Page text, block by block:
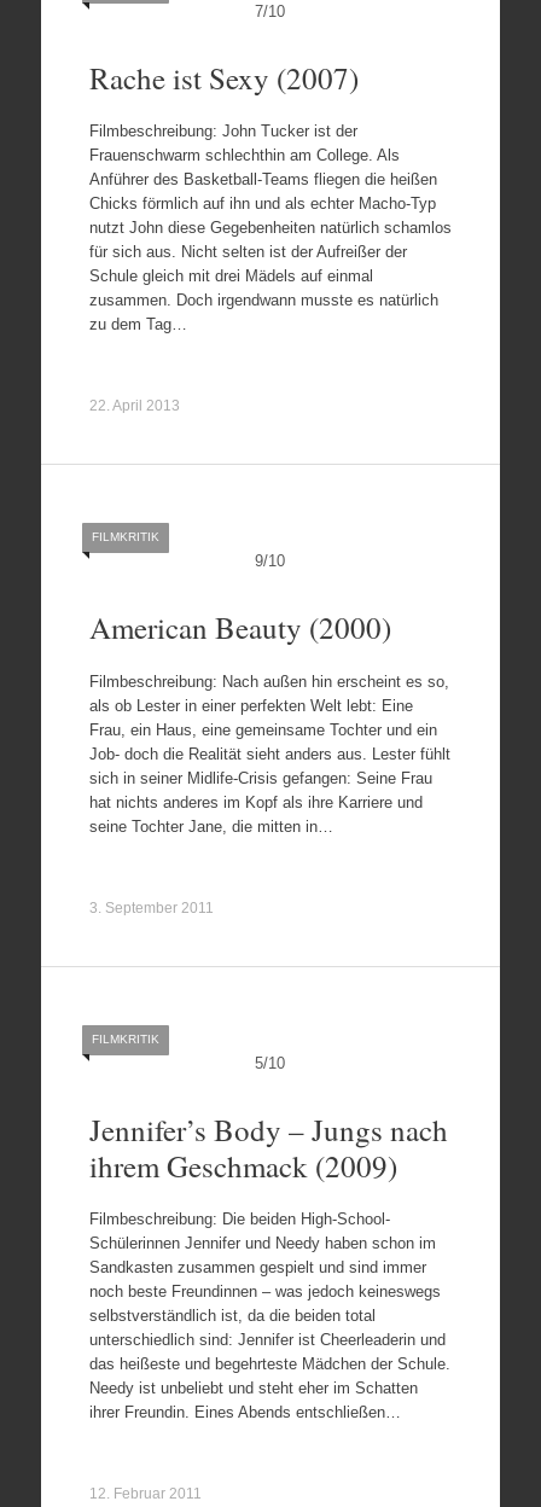
7/10
Rache ist Sexy (2007)
Filmbeschreibung: John Tucker ist der
Frauenschwarm schlechthin am College. Als
Anführer des Basketball-Teams fliegen die heißen
Chicks förmlich auf ihn und als echter Macho-Typ
nutzt John diese Gegebenheiten natürlich schamlos
für sich aus. Nicht selten ist der Aufreißer der
Schule gleich mit drei Mädels auf einmal
zusammen. Doch irgendwann musste es natürlich
zu dem Tag…
22. April 2013
9/10
FILMKRITIK
American Beauty (2000)
Filmbeschreibung: Nach außen hin erscheint es so,
als ob Lester in einer perfekten Welt lebt: Eine
Frau, ein Haus, eine gemeinsame Tochter und ein
Job- doch die Realität sieht anders aus. Lester fühlt
sich in seiner Midlife-Crisis gefangen: Seine Frau
hat nichts anderes im Kopf als ihre Karriere und
seine Tochter Jane, die mitten in…
3. September 2011
5/10
FILMKRITIK
Jennifer’s Body – Jungs nach
ihrem Geschmack (2009)
Filmbeschreibung: Die beiden High-School-
Schülerinnen Jennifer und Needy haben schon im
Sandkasten zusammen gespielt und sind immer
noch beste Freundinnen – was jedoch keineswegs
selbstverständlich ist, da die beiden total
unterschiedlich sind: Jennifer ist Cheerleaderin und
das heißeste und begehrteste Mädchen der Schule.
Needy ist unbeliebt und steht eher im Schatten
ihrer Freundin. Eines Abends entschließen…
12. Februar 2011